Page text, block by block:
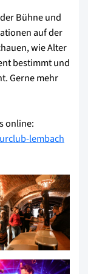
Bühne und
auf der
wie Alter
bestimmt und
Gerne mehr
online:
lembach